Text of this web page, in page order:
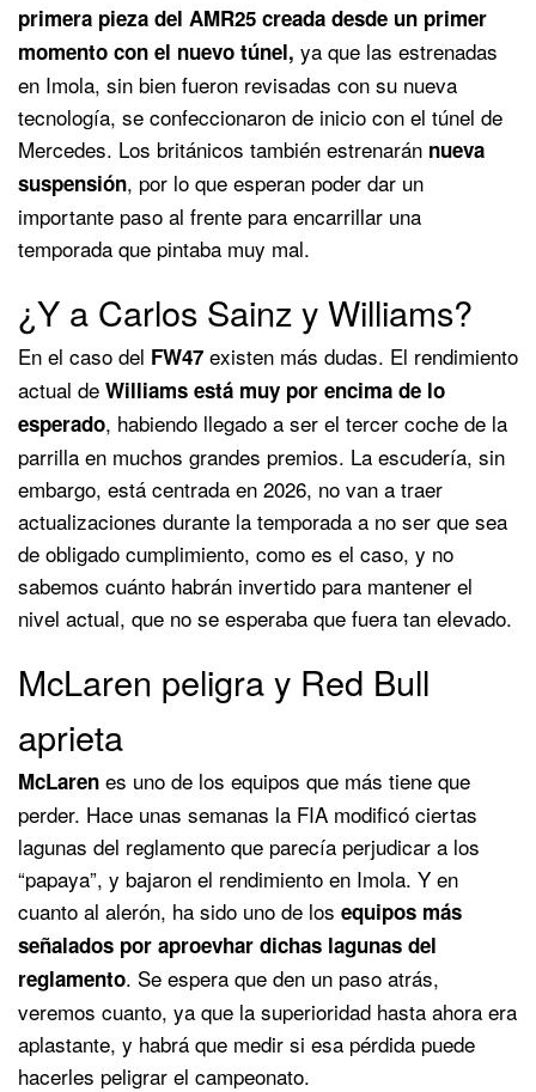
primera pieza del AMR25 creada desde un primer
momento con el nuevo túnel, ya que las estrenadas
en Imola, sin bien fueron revisadas con su nueva
tecnología, se confeccionaron de inicio con el túnel de
Mercedes. Los británicos también estrenarán nueva
suspensión, por lo que esperan poder dar un
importante paso al frente para encarrillar una
temporada que pintaba muy mal.
¿Y a Carlos Sainz y Williams?
En el caso del FW47 existen más dudas. El rendimiento
actual de Williams está muy por encima de lo
esperado, habiendo llegado a ser el tercer coche de la
parrilla en muchos grandes premios. La escudería, sin
embargo, está centrada en 2026, no van a traer
actualizaciones durante la temporada a no ser que sea
de obligado cumplimiento, como es el caso, y no
sabemos cuánto habrán invertido para mantener el
nivel actual, que no se esperaba que fuera tan elevado.
McLaren peligra y Red Bull
aprieta
McLaren es uno de los equipos que más tiene que
perder. Hace unas semanas la FIA modificó ciertas
lagunas del reglamento que parecía perjudicar a los
“papaya”, y bajaron el rendimiento en Imola. Y en
cuanto al alerón, ha sido uno de los equipos más
señalados por aproevhar dichas lagunas del
reglamento. Se espera que den un paso atrás,
veremos cuanto, ya que la superioridad hasta ahora era
aplastante, y habrá que medir si esa pérdida puede
hacerles peligrar el campeonato.